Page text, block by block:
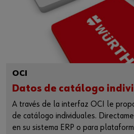
OCI
Datos de catálogo
A través de la interfaz OCI le
de catálogo individuales.
en su sistema ERP o para